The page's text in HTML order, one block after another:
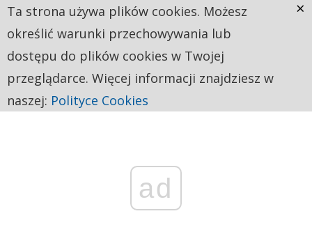
ad
Ta strona używa plików cookies. Możesz
określić warunki przechowywania lub
dostępu do plików cookies w Twojej
przeglądarce. Więcej informacji znajdziesz w
naszej: Polityce Cookies
×